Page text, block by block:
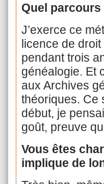
Quel
J’exerce ce
licence de
pendant trois
généalogie. Et
aux Archives
théoriques. Ce
début, je
goût, preuve
Vous êtes
implique de